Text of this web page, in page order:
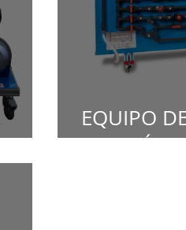
EQUIPO
TUBERÍAS